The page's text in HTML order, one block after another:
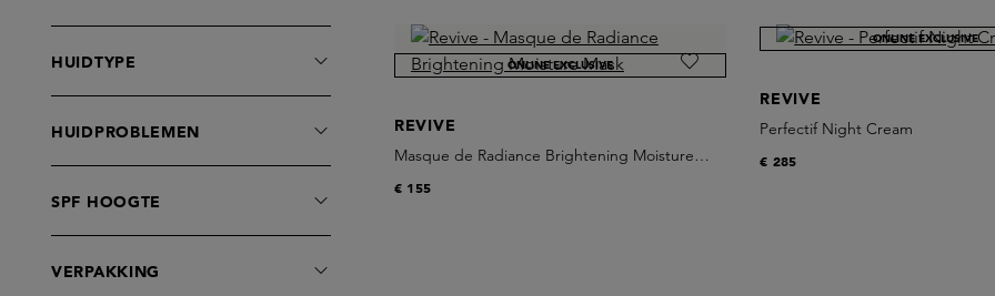
Oogverzorging
Toners
HUIDTYPE
HUIDPROBLEMEN
SPF HOOGTE
VERPAKKING
ONLINE EXCLUSIVE
REVIVE
Masque de Radiance Brightening Moisture
€ 155
ONLINE EXCLUSIVE
REVIVE
Perfectif Night Cream
€ 285